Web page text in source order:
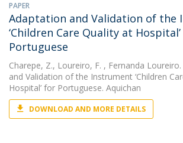
PAPER
Adaptation and Validation of the
‘Children Care Quality at
Portuguese
Charepe, Z., Loureiro, F. , Fernanda
and Validation of the Instrument ‘Children
Hospital’ for Portuguese. Aquichan
DOWNLOAD AND MORE DETAILS